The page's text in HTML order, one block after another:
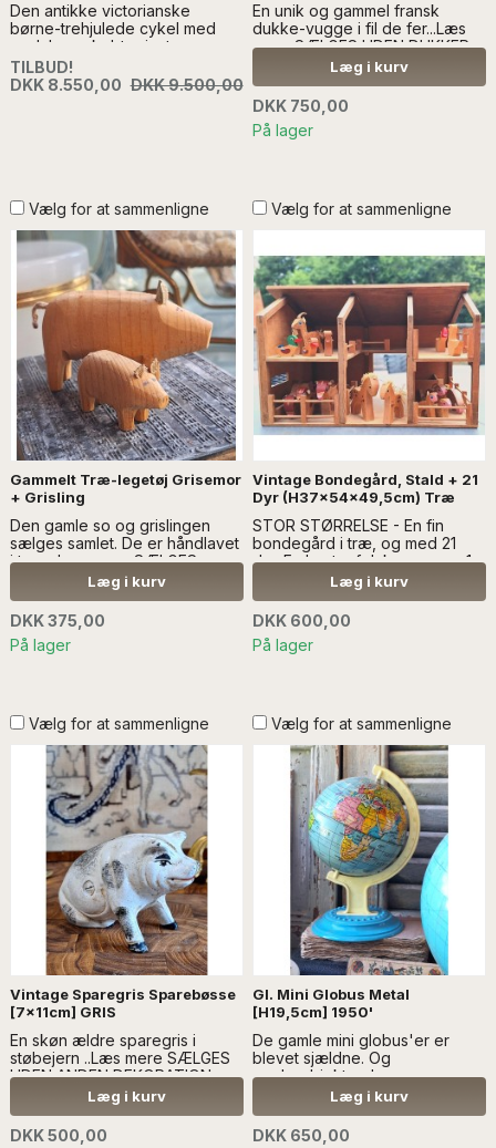
Den antikke victorianske
børne-trehjulede cykel med
pedaler er købt privat, og var
et arvestykke. Er fra omkring
1880'erne - læs mere
TRICYKLEN SKAL AFHENTES
TILBUD!
DKK 8.550,00 DKK 9.500,00
En unik og gammel fransk
dukke-vugge i fil de fer...Læs
mere SÆLGES UDEN DUKKER
OG ANDEN REGI - KAN IKKE
SENDES MED ANDRE VARER
Læg i kurv
DKK 750,00
På lager
Vælg for at sammenligne
Gammelt Træ-legetøj Grisemor
+ Grisling
Den gamle so og grislingen
sælges samlet. De er håndlavet
i træ - Læs mere SÆLGES
UDEN ANDEN DEKORATION
Læg i kurv
DKK 375,00
På lager
Vælg for at sammenligne
Vintage Bondegård, Stald + 21
Dyr (H37x54x49,5cm) Træ
STOR STØRRELSE - En fin
bondegård i træ, og med 21
dyr. Fx hest + føl, køer, gæs, 1
gris mm - læs mere KAN IKKE
SENDES MED ANDRE VARER
Læg i kurv
DKK 600,00
På lager
Vælg for at sammenligne
Vintage Sparegris Sparebøsse
[7x11cm] GRIS
En skøn ældre sparegris i
støbejern ..Læs mere SÆLGES
UDEN ANDEN DEKORATION
Læg i kurv
DKK 500,00
Vælg for at sammenligne
Gl. Mini Globus Metal
[H19,5cm] 1950'
De gamle mini globus'er er
blevet sjældne. Og
samlerobjekter...Læs mere
SÆLGES UDEN ANDEN
DEKORATION
Læg i kurv
DKK 650,00